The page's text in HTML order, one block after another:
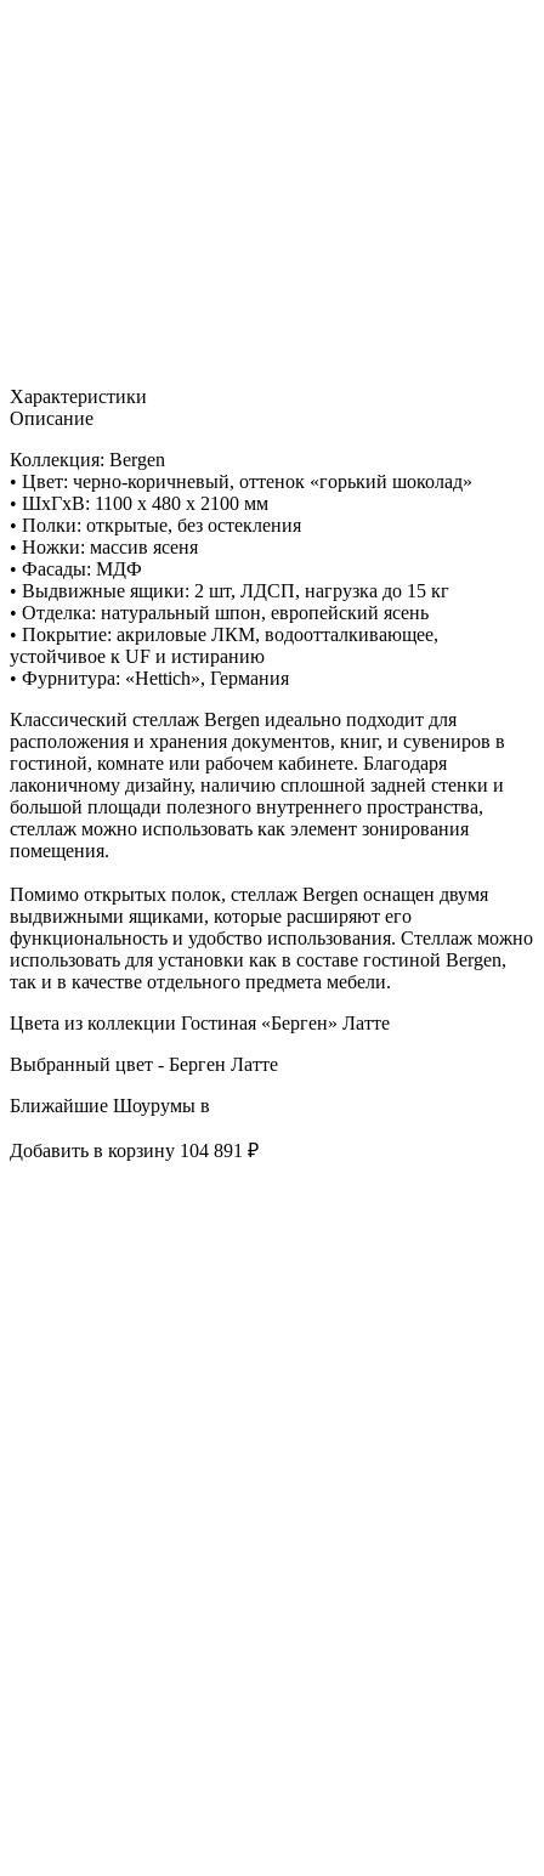
Характеристики
Описание
Коллекция: Bergen
• Цвет: черно-коричневый, оттенок «горький шоколад»
• ШxГхВ: 1100 х 480 х 2100 мм
• Полки: открытые, без остекления
• Ножки: массив ясеня
• Фасады: МДФ
• Выдвижные ящики: 2 шт, ЛДСП, нагрузка до 15 кг
• Отделка: натуральный шпон, европейский ясень
• Покрытие: акриловые ЛКМ, водоотталкивающее,
устойчивое к UF и истиранию
• Фурнитура: «Hettich», Германия
Классический стеллаж Bergen идеально подходит для
расположения и хранения документов, книг, и сувениров в
гостиной, комнате или рабочем кабинете. Благодаря
лаконичному дизайну, наличию сплошной задней стенки и
большой площади полезного внутреннего пространства,
стеллаж можно использовать как элемент зонирования
помещения.
Помимо открытых полок, стеллаж Bergen оснащен двумя
выдвижными ящиками, которые расширяют его
функциональность и удобство использования. Стеллаж можно
использовать для установки как в составе гостиной Bergen,
так и в качестве отдельного предмета мебели.
Цвета из коллекции Гостиная «Берген» Латте
Выбранный цвет - Берген Латте
Ближайшие Шоурумы в
Добавить в корзину 104 891 ₽